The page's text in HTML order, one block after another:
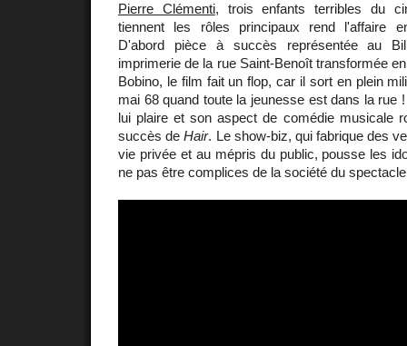
Pierre Clémenti, trois enfants terribles du
tiennent les rôles principaux rend l'affaire
D'abord pièce à succès représentée au
imprimerie de la rue Saint-Benoît transformée
Bobino, le film fait un flop, car il sort en plein
mai 68 quand toute la jeunesse est dans la rue
lui plaire et son aspect de comédie musicale
succès deHair. Le show-biz, qui fabrique des
vie privée et au mépris du public, pousse les
ne pas être complices de la société du